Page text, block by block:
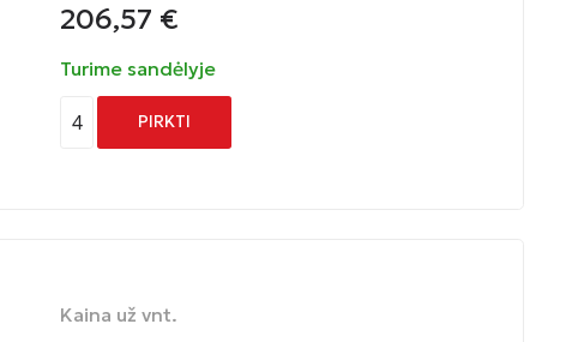
206,57 €
Turime sandėlyje
4 PIRKTI
Kaina už vnt.